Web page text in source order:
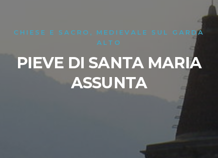
CHIESE E SACRO, MEDIEVALE SUL GARDA
ALTO
PIEVE DI SANTA MARIA
ASSUNTA